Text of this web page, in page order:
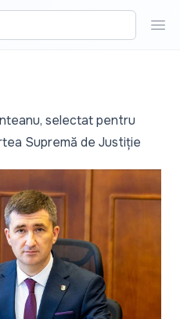
selectat pentru
Supremă de Justiție